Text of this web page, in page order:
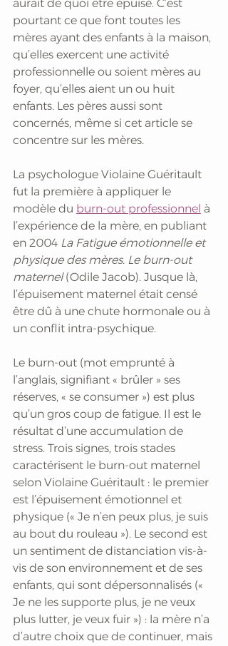
aurait de quoi être épuisé. C’est
pourtant ce que font toutes les
mères ayant des enfants à la maison,
qu’elles exercent une activité
professionnelle ou soient mères au
foyer, qu’elles aient un ou huit
enfants. Les pères aussi sont
concernés, même si cet article se
concentre sur les mères.
La psychologue Violaine Guéritault
fut la première à appliquer le
modèle du burn-out professionnel à
l’expérience de la mère, en publiant
en 2004 La Fatigue émotionnelle et
physique des mères. Le burn-out
maternel (Odile Jacob). Jusque là,
l’épuisement maternel était censé
être dû à une chute hormonale ou à
un conflit intra-psychique.
Le burn-out (mot emprunté à
l’anglais, signifiant « brûler » ses
réserves, « se consumer ») est plus
qu’un gros coup de fatigue. Il est le
résultat d’une accumulation de
stress. Trois signes, trois stades
caractérisent le burn-out maternel
selon Violaine Guéritault : le premier
est l’épuisement émotionnel et
physique (« Je n’en peux plus, je suis
au bout du rouleau »). Le second est
un sentiment de distanciation vis-à-
vis de son environnement et de ses
enfants, qui sont dépersonnalisés («
Je ne les supporte plus, je ne veux
plus lutter, je veux fuir ») : la mère n’a
d’autre choix que de continuer, mais